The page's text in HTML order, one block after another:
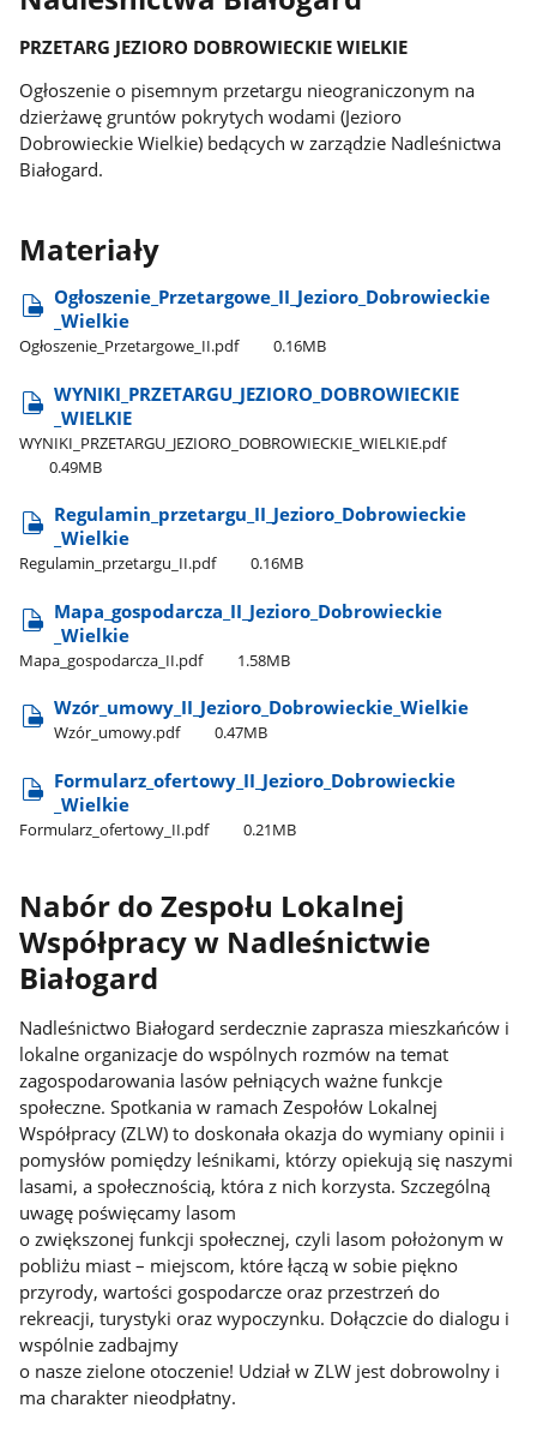
PRZETARG JEZIORO DOBROWIECKIE WIELKIE
Ogłoszenie o pisemnym przetargu nieograniczonym na
dzierżawę gruntów pokrytych wodami (Jezioro
Dobrowieckie Wielkie) bedących w zarządzie Nadleśnictwa
Białogard.
Materiały
Ogłoszenie​_Przetargowe​_II​_Jezioro​_Dobrowieckie​
_Wielkie
Ogłoszenie​_Przetargowe​_II.pdf 0.16MB
WYNIKI​_PRZETARGU​_JEZIORO​_DOBROWIECKIE​
_WIELKIE
WYNIKI​_PRZETARGU​_JEZIORO​_DOBROWIECKIE​_WIELKIE.pdf
0.49MB
Regulamin​_przetargu​_II​_Jezioro​_Dobrowieckie​
_Wielkie
Regulamin​_przetargu​_II.pdf 0.16MB
Mapa​_gospodarcza​_II​_Jezioro​_Dobrowieckie​
_Wielkie
Mapa​_gospodarcza​_II.pdf 1.58MB
Wzór​_umowy​_II​_Jezioro​_Dobrowieckie​_Wielkie
Wzór​_umowy.pdf 0.47MB
Formularz​_ofertowy​_II​_Jezioro​_Dobrowieckie​
_Wielkie
Formularz​_ofertowy​_II.pdf 0.21MB
Nabór do Zespołu Lokalnej
Współpracy w Nadleśnictwie
Białogard
Nadleśnictwo Białogard serdecznie zaprasza mieszkańców i
lokalne organizacje do wspólnych rozmów na temat
zagospodarowania lasów pełniących ważne funkcje
społeczne. Spotkania w ramach Zespołów Lokalnej
Współpracy (ZLW) to doskonała okazja do wymiany opinii i
pomysłów pomiędzy leśnikami, którzy opiekują się naszymi
lasami, a społecznością, która z nich korzysta. Szczególną
uwagę poświęcamy lasom
o zwiększonej funkcji społecznej, czyli lasom położonym w
pobliżu miast – miejscom, które łączą w sobie piękno
przyrody, wartości gospodarcze oraz przestrzeń do
rekreacji, turystyki oraz wypoczynku. Dołączcie do dialogu i
wspólnie zadbajmy
o nasze zielone otoczenie! Udział w ZLW jest dobrowolny i
ma charakter nieodpłatny.